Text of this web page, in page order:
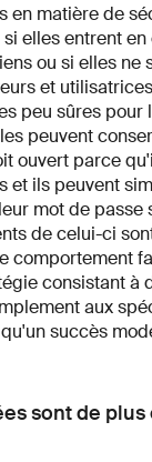
en matière de
elles entrent
ou si elles ne
et
peu sûres pour
peuvent
ouvert parce
et ils peuvent
mot de passe
de celui-ci
comportement
consistant à
aux
succès
sont de plus